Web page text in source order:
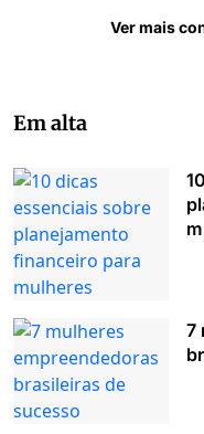
Ver mais
Em alta
7